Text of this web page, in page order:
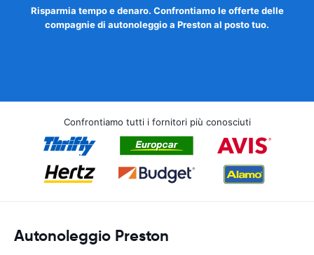
Risparmia tempo e denaro. Confrontiamo le offerte delle
compagnie di autonoleggio a Preston al posto tuo.
Confrontiamo tutti i fornitori più conosciuti
Autonoleggio Preston